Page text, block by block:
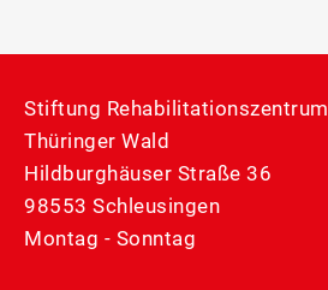
Stiftung Rehabilitationszentrum
Thüringer Wald
Hildburghäuser Straße 36
98553 Schleusingen
Montag - Sonntag